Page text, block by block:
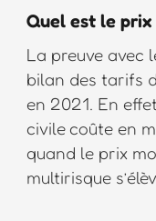
Quel est le prix
La preuve avec
bilan des tarifs
en 2021. En
civile coûte en
quand le prix
multirisque